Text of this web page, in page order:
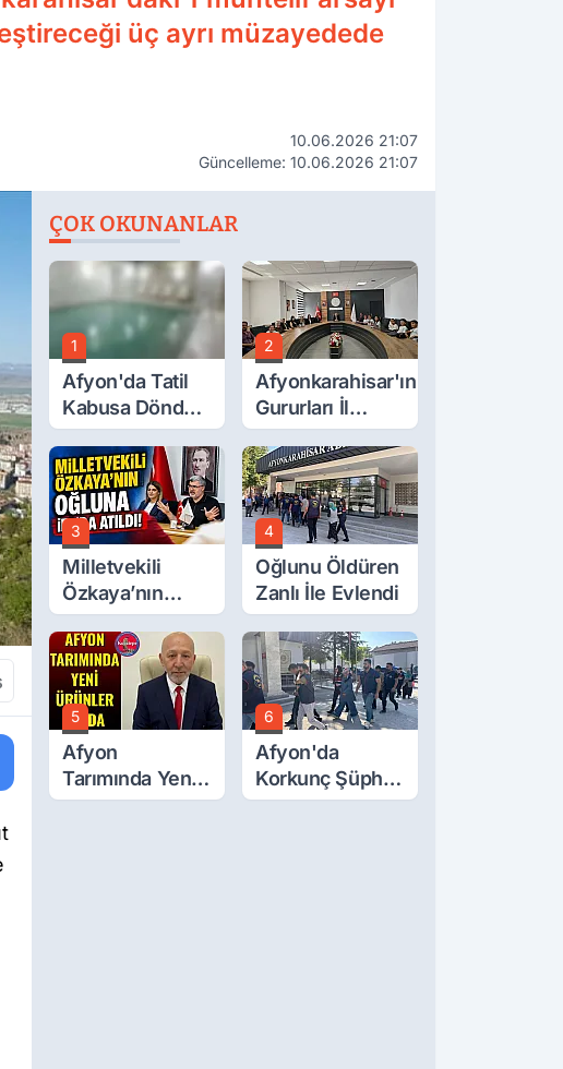
üç ayrı müzayedede
10.06.2026 21:07
Güncelleme: 10.06.2026 21:07
ÇOK OKUNANLAR
1
Afyon'da Tatil
Kabusa Döndü,
Acı Son!
2
Afyonkarahisar'ın
Gururları İl
Müdürüyle
Buluştu
3
Milletvekili
Özkaya’nın
Oğluna İftira
Atıldı
4
Oğlunu Öldüren
Zanlı İle Evlendi
5
Afyon
Tarımında Yeni
Ürünler Yolda
6
Afyon'da
Korkunç Şüphe!
Düştü Mü,